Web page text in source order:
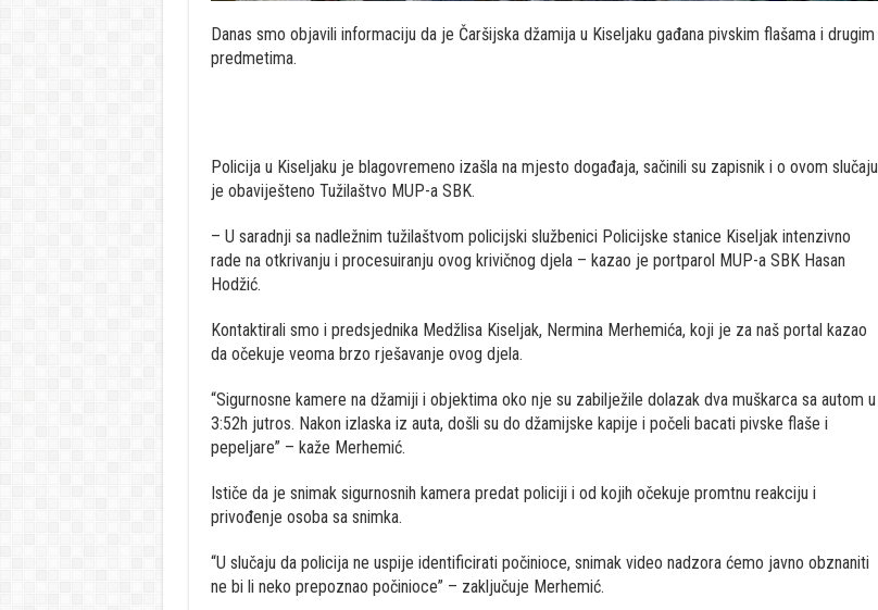
Danas smo objavili informaciju da je Čaršijska džamija u Kiseljaku gađana pivskim flašama i drugim
predmetima.
Policija u Kiseljaku je blagovremeno izašla na mjesto događaja, sačinili su zapisnik i o ovom slučaju
je obaviješteno Tužilaštvo MUP-a SBK.
– U saradnji sa nadležnim tužilaštvom policijski službenici Policijske stanice Kiseljak intenzivno
rade na otkrivanju i procesuiranju ovog krivičnog djela – kazao je portparol MUP-a SBK Hasan
Hodžić.
Kontaktirali smo i predsjednika Medžlisa Kiseljak, Nermina Merhemića, koji je za naš portal kazao
da očekuje veoma brzo rješavanje ovog djela.
“Sigurnosne kamere na džamiji i objektima oko nje su zabilježile dolazak dva muškarca sa autom u
3:52h jutros. Nakon izlaska iz auta, došli su do džamijske kapije i počeli bacati pivske flaše i
pepeljare” – kaže Merhemić.
Ističe da je snimak sigurnosnih kamera predat policiji i od kojih očekuje promtnu reakciju i
privođenje osoba sa snimka.
“U slučaju da policija ne uspije identificirati počinioce, snimak video nadzora ćemo javno obznaniti
ne bi li neko prepoznao počinioce” – zaključuje Merhemić.